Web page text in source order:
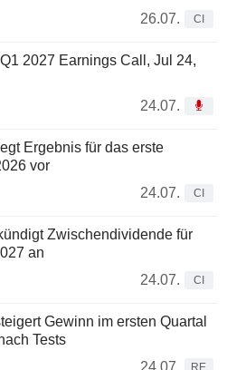
26.07.
CI
2027 Earnings Call, Jul 24,
24.07.
Ergebnis für das erste
vor
24.07.
CI
Zwischendividende für
an
24.07.
CI
Gewinn im ersten Quartal
Tests
24.07.
RE